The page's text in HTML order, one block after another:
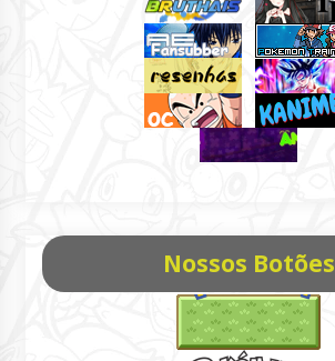
Nossos Botões